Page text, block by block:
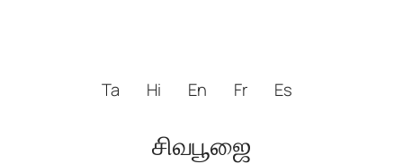
Ta Hi En Fr Es
சிவபூஜை